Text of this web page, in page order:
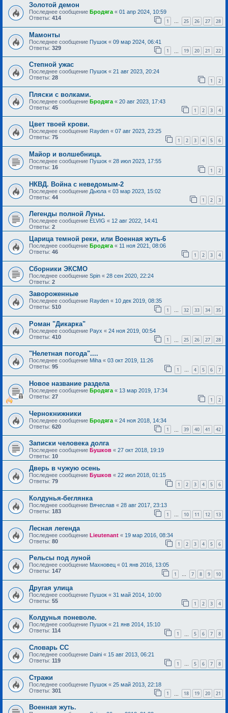
Золотой демон
Последнее сообщение Бродяга « 01 апр 2024, 10:59
Ответы: 414 1 25 26 27 28
Мамонты
Последнее сообщение Пушок « 09 мар 2024, 06:41
Ответы: 329 1 19 20 21 22
Степной ужас
Последнее сообщение Пушок « 21 авг 2023, 20:24
Ответы: 28 1 2
Пляски с волками.
Последнее сообщение Бродяга « 20 авг 2023, 17:43
Ответы: 45 1 2 3 4
Цвет твоей крови.
Последнее сообщение Rayden « 07 авг 2023, 23:25
Ответы: 75 1 2 3 4 5 6
Майор и волшебница.
Последнее сообщение Пушок « 28 июл 2023, 17:55
Ответы: 16 1 2
НКВД. Война с неведомым-2
Последнее сообщение Дьюла « 03 мар 2023, 15:02
Ответы: 44 1 2 3
Легенды полной Луны.
Последнее сообщение ELVIG « 12 авг 2022, 14:41
Ответы: 2
Царица темной реки, или Военная жуть-6
Последнее сообщение Бродяга « 11 ноя 2021, 08:06
Ответы: 46 1 2 3 4
Сборники ЭКСМО
Последнее сообщение Spin « 28 сен 2020, 22:24
Ответы: 2
Завороженные
Последнее сообщение Rayden « 10 дек 2019, 08:35
Ответы: 510 1 … 32 33 34 35
Роман "Дикарка"
Последнее сообщение Раух « 24 ноя 2019, 00:54
Ответы: 410 1 25 26 27 28
"Нелетная погода"....
Последнее сообщение Miha « 03 окт 2019, 11:26
Ответы: 95 1 … 4 5 6 7
Новое название раздела
Последнее сообщение Бродяга « 13 мар 2019, 17:34
Ответы: 27 1 2
Чернокнижники
Последнее сообщение Бродяга « 24 ноя 2018, 14:34
Ответы: 620 1 39 40 41 42
Записки человека долга
Последнее сообщение Бушков « 27 окт 2018, 19:19
Ответы: 10
Дверь в чужую осень
Последнее сообщение Бушков « 22 июл 2018, 01:15
Ответы: 79 1 2 3 4 5 6
Колдунья-беглянка
Последнее сообщение Вячеслав « 28 авг 2017, 23:13
Ответы: 183 1 10 11 12 13
Лесная легенда
Последнее сообщение Lieutenant « 19 мар 2016, 08:34
Ответы: 80 1 2 3 4 5 6
Рельсы под луной
Последнее сообщение Махновец « 01 янв 2016, 13:05
Ответы: 147 1 … 7 8 9 10
Другая улица
Последнее сообщение Пушок « 31 май 2014, 10:00
Ответы: 55 1 2 3 4
Колдунья поневоле.
Последнее сообщение Пушок « 21 янв 2014, 15:10
Ответы: 114 1 5 6 7 8
Словарь СС
Последнее сообщение Daini « 15 авг 2013, 06:21
Ответы: 119 1 … 5 6 7 8
Стражи
Последнее сообщение Пушок « 25 май 2013, 22:18
Ответы: 301 1 18 19 20 21
Военная жуть.